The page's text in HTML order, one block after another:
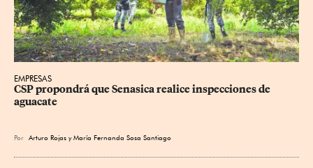
EMPRESAS
CSP propondrá que Senasica realice inspecciones de
aguacate
Por Arturo Rojas yMaría Fernanda Sosa Santiago